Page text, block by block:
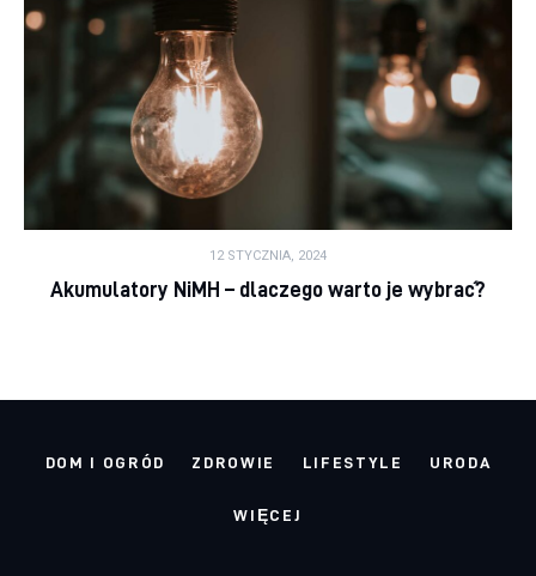
12 STYCZNIA, 2024
Akumulatory NiMH – dlaczego warto je wybrać?
DOM I OGRÓD ZDROWIE LIFESTYLE URODA
WIĘCEJ